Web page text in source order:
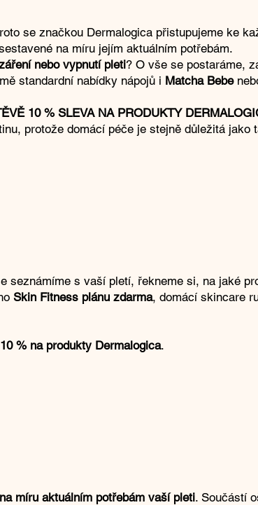
se značkou Dermalogica přistupujeme ke
na míru jejím aktuálním potřebám.
nebo vypnutí pleti? O vše se postaráme,
standardní nabídky nápojů i Matcha Bebe
10 % SLEVA NA PRODUKTY
protože domácí péče je stejně důležitá jako
seznámíme s vaší pletí, řekneme si, na jaké
Skin Fitness plánu zdarma, domácí skincare
% na produkty Dermalogica.
na míru aktuálním potřebám vaší pleti. Součástí